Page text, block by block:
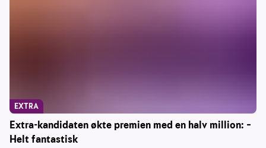
Extra-kandidaten økte premien med en halv million: –
Helt fantastisk
EXTRA